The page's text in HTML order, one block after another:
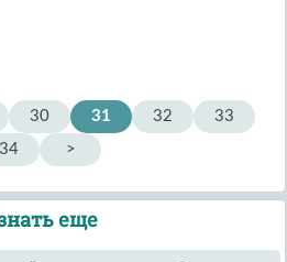
30 31 32
33
34
>
еще